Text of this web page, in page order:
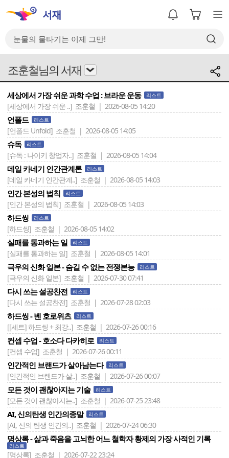
조훈철님의 서재
세상에서 가장 쉬운 과학 수업 : 브라운 운동 리스트
[세상에서 가장 쉬운 ..] 조훈철 | 2026-08-05 14:20
언폴드 리스트
[언폴드 Unfold] 조훈철 | 2026-08-05 14:05
슈독 리스트
[슈독 : 나이키 창업자..] 조훈철 | 2026-08-05 14:04
데일 카네기 인간관계론 리스트
[데일 카네기 인간관계..] 조훈철 | 2026-08-05 14:03
인간 본성의 법칙 리스트
[인간 본성의 법칙] 조훈철 | 2026-08-05 14:03
하드씽 리스트
[하드씽] 조훈철 | 2026-08-05 14:02
실패를 통과하는 일 리스트
[실패를 통과하는 일] 조훈철 | 2026-08-05 14:01
극우의 신화 일본 - 숨길 수 없는 전쟁본능 리스트
[극우의 신화 일본] 조훈철 | 2026-07-30 07:41
다시 쓰는 설공찬전 리스트
[다시 쓰는 설공찬전] 조훈철 | 2026-07-28 02:03
하드씽 - 벤 호로위츠 리스트
[[세트] 하드씽 + 최강..] 조훈철 | 2026-07-26 00:16
컨셉 수업 - 호소다 다카히로 리스트
[컨셉 수업] 조훈철 | 2026-07-26 00:11
인간적인 브랜드가 살아남는다 리스트
[인간적인 브랜드가 살..] 조훈철 | 2026-07-26 00:07
모든 것이 괜찮아지는 기술 리스트
[모든 것이 괜찮아지는..] 조훈철 | 2026-07-25 23:48
AI, 신의탄생 인간의종말 리스트
[AI, 신의 탄생 인간의..] 조훈철 | 2026-07-24 06:30
명상록 - 삶과 죽음을 고뇌한 어느 철학자 황제의 가장 사적인 기록
리스트
[명상록] 조훈철 | 2026-07-22 23:24